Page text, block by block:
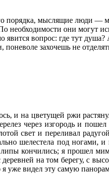
порядка, мыслящие люди —
они могут
вопрос: где тут
захочешь не
и на цветущей ржи
через изгородь и
свет и переливал
шелестела под ногами,
кончились; я прошел
на том берегу, с
уже видел эту самую